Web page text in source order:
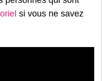
si vous ne savez